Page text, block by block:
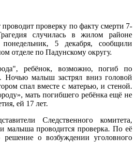
проверку по факту смерти 7-
случилась в жилом районе
5 декабря, сообщили
отделе по Падунскому округу.
ребёнок, возможно, погиб по
Ночью малыш застрял вниз головой
спал вместе с матерью, и стеной.
мать погибшего ребёнка ещё не
ей 17 лет.
Следственного комитета,
малыша проводится проверка. По её
решение о возбуждении уголовного